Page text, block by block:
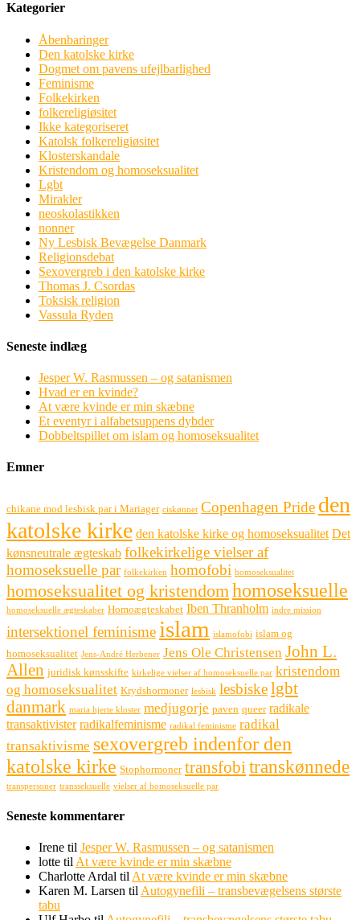
Kategorier
Åbenbaringer
Den katolske kirke
Dogmet om pavens ufejlbarlighed
Feminisme
Folkekirken
folkereligiøsitet
Ikke kategoriseret
Katolsk folkereligiøsitet
Klosterskandale
Kristendom og homoseksualitet
Lgbt
Mirakler
neoskolastikken
nonner
Ny Lesbisk Bevægelse Danmark
Religionsdebat
Sexovergreb i den katolske kirke
Thomas J. Csordas
Toksisk religion
Vassula Ryden
Seneste indlæg
Jesper W. Rasmussen – og satanismen
Hvad er en kvinde?
At være kvinde er min skæbne
Et eventyr i alfabetsuppens dybder
Dobbeltspillet om islam og homoseksualitet
Emner
chikane mod lesbisk par i Mariager ciskønnet Copenhagen Pride den
katolske kirke den katolske kirke og homoseksualitet Det
kønsneutrale ægteskab folkekirkelige vielser af
homoseksuelle par folkekirken homofobi homoseksualitet
homoseksualitet og kristendom homoseksuelle
homoseksuelle ægteskaber Homoægteskabet Iben Thranholm indre mission
intersektionel feminisme islam islamofobi islam og
homoseksualitet Jens-André Herbener Jens Ole Christensen John L.
Allen juridisk kønsskifte kirkelige vielser af homoseksuelle par kristendom
og homoseksualitet Krydshormoner lesbisk lesbiskelgbt
danmark maria hjerte kloster medjugorje paven queer radikale
transaktivister radikalfeminisme radikal feminisme radikal
transaktivisme sexovergreb indenfor den
katolske kirke Stophormoner transfobi transkønnede
transpersoner transseksuelle vielser af homoseksuelle par
Seneste kommentarer
Irene til Jesper W. Rasmussen – og satanismen
lotte til At være kvinde er min skæbne
Charlotte Ardal til At være kvinde er min skæbne
Karen M. Larsen til Autogynefili – transbevægelsens største
tabu